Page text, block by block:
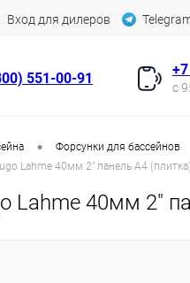
Вход для дилеров
551-00-91
с
• Форсунки для бассейнов
Lahme 40мм 2" панель А4
Lahme 40мм 2"